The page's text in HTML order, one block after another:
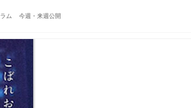
ム 今週・来週公開